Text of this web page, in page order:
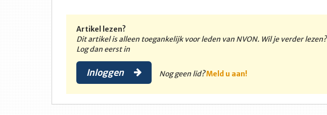
Artikel lezen?
Dit artikel is alleen toegankelijk voor leden van NVON. Wil je verder lezen?
Log dan eerst in
Inloggen Nog geen lid?Meld u aan!